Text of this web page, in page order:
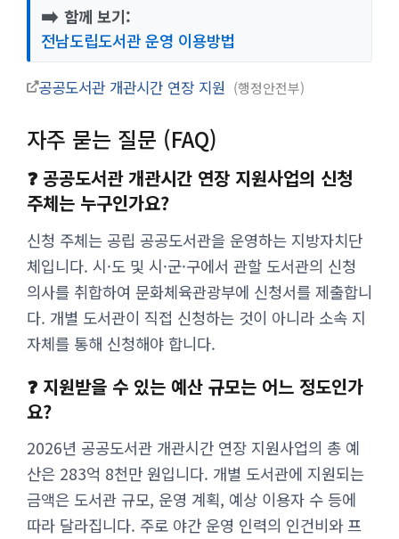
➡️ 함께 보기:
전남도립도서관 운영 이용방법
공공도서관 개관시간 연장 지원 행정안전부
자주 묻는 질문 (FAQ)
❓ 공공도서관 개관시간 연장 지원사업의 신청
주체는 누구인가요?
신청 주체는 공립 공공도서관을 운영하는 지방자치단
체입니다. 시·도 및 시·군·구에서 관할 도서관의 신청
의사를 취합하여 문화체육관광부에 신청서를 제출합니
다. 개별 도서관이 직접 신청하는 것이 아니라 소속 지
자체를 통해 신청해야 합니다.
❓ 지원받을 수 있는 예산 규모는 어느 정도인가
요?
2026년 공공도서관 개관시간 연장 지원사업의 총 예
산은 283억 8천만 원입니다. 개별 도서관에 지원되는
금액은 도서관 규모, 운영 계획, 예상 이용자 수 등에
따라 달라집니다. 주로 야간 운영 인력의 인건비와 프